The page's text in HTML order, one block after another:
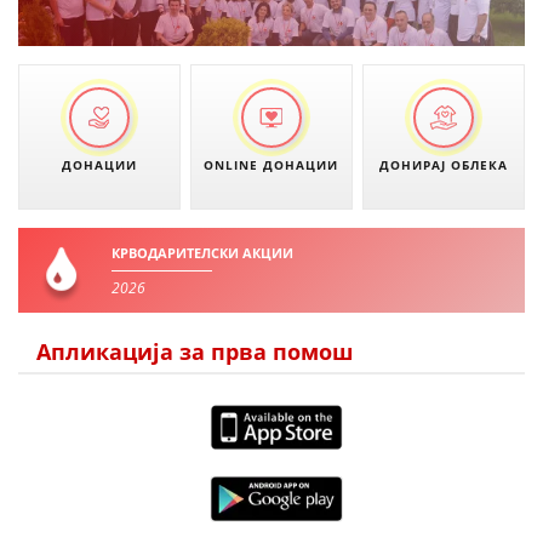
MЕЃУНАРОДНО ХУМАНИТАРНО ПРАВО
ПРОМОЦИЈА НА ХУМАНИ ВРЕДНОСТИ
УПОТРЕБА И ЗАШТИТА НА АМБЛЕМОТ
КАКО ДА ДОНИРАТЕ
ПОДГОТВЕНОСТ И ДЕЈСТВО ПРИ КАТАСТРОФИ
ОДНОСИ СО ЈАВНОСТ
ИСТРАЖУВАЊЕ НА ЈАВНО МИСЛЕЊЕ
ДОГОВОРИ
ДОНАЦИИ ONLINE ДОНАЦИИ ДОНИРАЈ ОБЛЕКА
КРВОДАРИТЕЛСКИ АКЦИИ
2026
Апликација за прва помош